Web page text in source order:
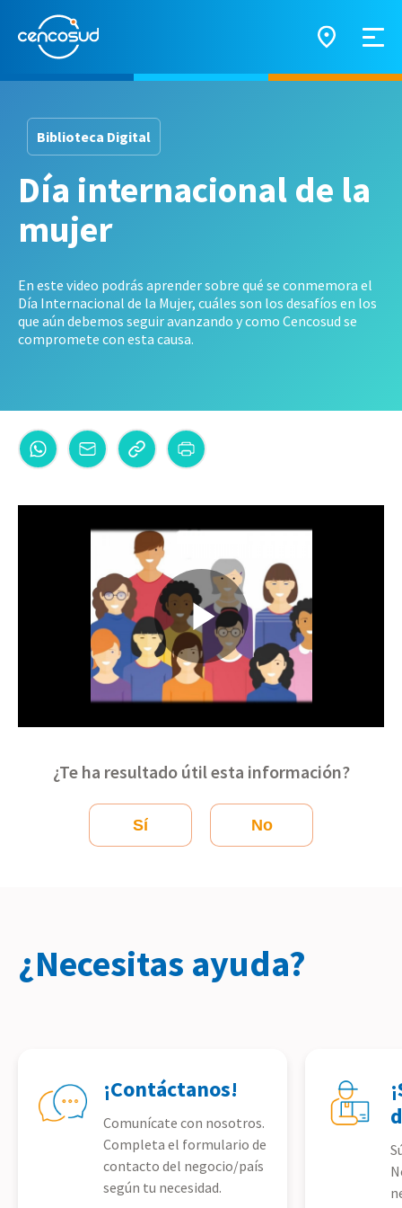
Biblioteca Digital
Día internacional de la
mujer
En este video podrás aprender sobre qué se conmemora el
Día Internacional de la Mujer, cuáles son los desafíos en los
que aún debemos seguir avanzando y como Cencosud se
compromete con esta causa.
¿Te ha resultado útil esta información?
Sí No
¿Necesitas ayuda?
¡Contáctanos!
Comunícate con nosotros.
Completa el formulario de
contacto del negocio/país
según tu necesidad.